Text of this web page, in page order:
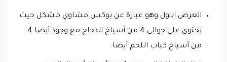
العرض الاول وهو عبارة عن بوكس مشاوي مشكل حيث
يحتوي على حوالي 4 من أسياخ الدجاج مع وجود أيضا 4
من أسياخ كباب اللحم أيضا.